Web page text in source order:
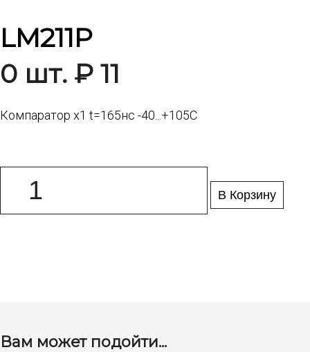
LM211P
0 шт. ₽ 11
Компаратор x1 t=165нс -40...+105C
В Корзину
Вам может подойти...